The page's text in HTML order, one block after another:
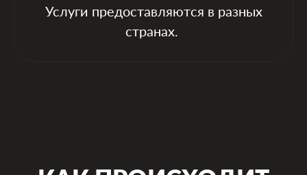
Услуги предоставляются в разных
странах.